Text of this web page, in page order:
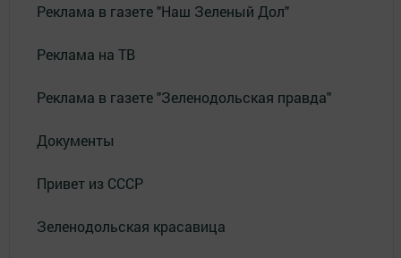
Реклама в газете "Наш Зеленый Дол"
Реклама на ТВ
Реклама в газете "Зеленодольская правда"
Документы
Привет из СССР
Зеленодольская красавица